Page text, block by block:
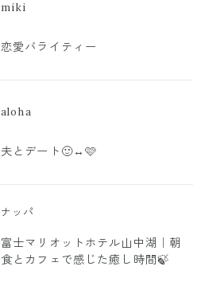
miki
恋愛バライティー
aloha
夫とデート🙂‍↔️🩷
ナッパ
富士マリオットホテル山中湖｜朝
食とカフェで感じた癒し時間🍃